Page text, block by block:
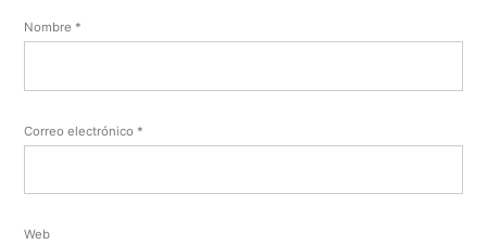
Nombre *
Correo electrónico *
Web